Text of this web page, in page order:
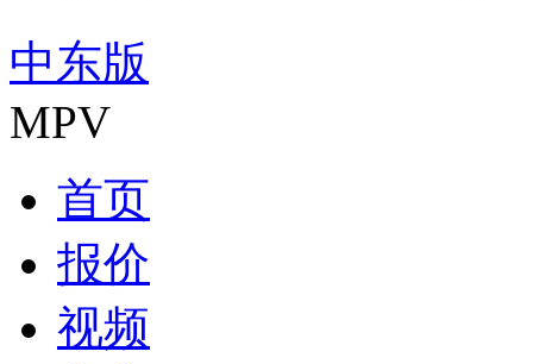
中东版
MPV
首页
报价
视频